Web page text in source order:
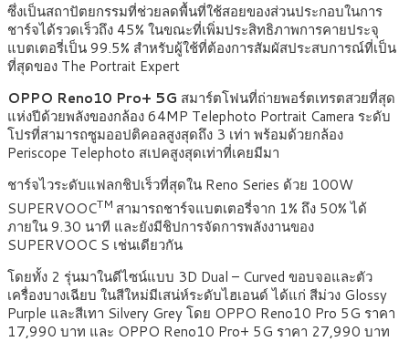
ซึ่งเป็นสถาปัตยกรรมที่ช่วยลดพื้นที่ใช้สอยของส่วนประกอบในการ
ชาร์จได้รวดเร็วถึง 45% ในขณะที่เพิ่มประสิทธิภาพการคายประจุ
แบตเตอรี่เป็น 99.5% สำหรับผู้ใช้ที่ต้องการสัมผัสประสบการณ์ที่เป็น
ที่สุดของ The Portrait Expert
OPPO Reno10 Pro+ 5G สมาร์ตโฟนที่ถ่ายพอร์ตเทรตสวยที่สุด
แห่งปีด้วยพลังของกล้อง 64MP Telephoto Portrait Camera ระดับ
โปรที่สามารถซูมออปติคอลสูงสุดถึง 3 เท่า พร้อมด้วยกล้อง
Periscope Telephoto สเปคสูงสุดเท่าที่เคยมีมา
ชาร์จไวระดับแฟลกชิปเร็วที่สุดใน Reno Series ด้วย 100W
SUPERVOOCTM สามารถชาร์จแบตเตอรี่จาก 1% ถึง 50% ได้
ภายใน 9.30 นาที และยังมีชิปการจัดการพลังงานของ
SUPERVOOC S เช่นเดียวกัน
โดยทั้ง 2 รุ่นมาในดีไซน์แบบ 3D Dual – Curved ขอบจอและตัว
เครื่องบางเฉียบ ในสีใหม่มีเสน่ห์ระดับไฮเอนด์ ได้แก่ สีม่วง Glossy
Purple และสีเทา Silvery Grey โดย OPPO Reno10 Pro 5G ราคา
17,990 บาท และ OPPO Reno10 Pro+ 5G ราคา 27,990 บาท